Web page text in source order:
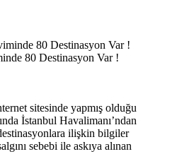
80 Destinasyon Var !
sitesinde yapmış olduğu
İstanbul Havalimanı’ndan
ilişkin bilgiler
sebebi ile askıya alınan